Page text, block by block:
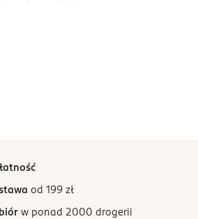
od 199 zł
w ponad 2000 drogerii